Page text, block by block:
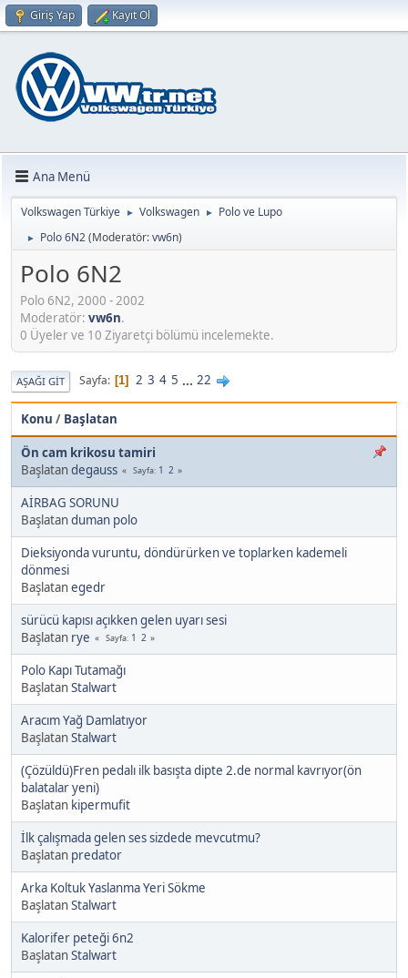
Giriş Yap Kayıt Ol
Ana Menü
Volkswagen Türkiye ► Volkswagen ► Polo ve Lupo
► Polo 6N2(Moderatör:vw6n)
Polo 6N2
Polo 6N2, 2000 - 2002
Moderatör: vw6n.
0 Üyeler ve 10 Ziyaretçi bölümü incelemekte.
AŞAĞI GIT Sayfa 1 2 3 4 5 ... 22
Konu / Başlatan
Ön cam krikosu tamiri
Başlatandegauss Sayfa 1 2
AİRBAG SORUNU
Başlatanduman polo
Dieksiyonda vuruntu, döndürürken ve toplarken kademeli
dönmesi
Başlatanegedr
sürücü kapısı açıkken gelen uyarı sesi
Başlatan rye Sayfa 1 2
Polo Kapı Tutamağı
BaşlatanStalwart
Aracım Yağ Damlatıyor
BaşlatanStalwart
(Çözüldü)Fren pedalı ilk basışta dipte 2.de normal kavrıyor(ön
balatalar yeni)
Başlatan kipermufit
İlk çalışmada gelen ses sizdede mevcutmu?
Başlatan predator
Arka Koltuk Yaslanma Yeri Sökme
BaşlatanStalwart
Kalorifer peteği 6n2
BaşlatanStalwart